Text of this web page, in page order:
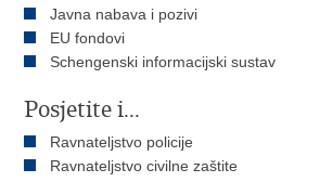
Javna nabava i pozivi
EU fondovi
Schengenski informacijski sustav
Posjetite i...
Ravnateljstvo policije
Ravnateljstvo civilne zaštite